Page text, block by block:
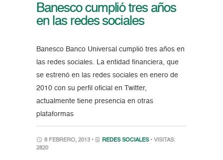
Banesco cumplió tres años
en las redes sociales
Banesco Banco Universal cumplió tres años en
las redes sociales. La entidad financiera, que
se estrenó en las redes sociales en enero de
2010 con su perfil oficial en Twitter,
actualmente tiene presencia en otras
plataformas
8 FEBRERO, 2013 • REDES SOCIALES • VISITAS:
2820